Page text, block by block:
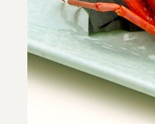
プライバシーポ
レストラ
全ての商
伊勢海老